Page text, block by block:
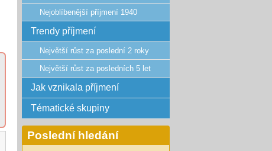
Nejoblíbenější příjmení 1940
Trendy příjmení
Největší růst za poslední 2 roky
Největší růst za posledních 5 let
Jak vznikala příjmení
Tématické skupiny
Poslední hledání